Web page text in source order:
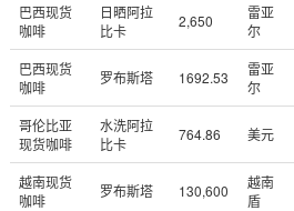
巴西现货
咖啡
日晒阿拉
比卡
2,650
雷亚
尔
巴西现货
咖啡
罗布斯塔 1692.53
雷亚
尔
哥伦比亚
现货咖啡
水洗阿拉
比卡
764.86 美元
越南现货
咖啡
罗布斯塔 130,600
越南
盾